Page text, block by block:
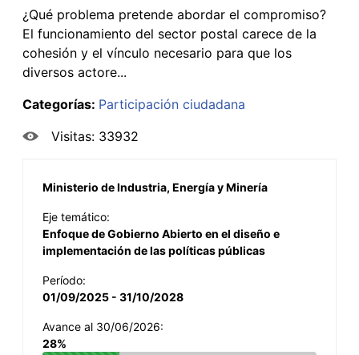
¿Qué problema pretende abordar el compromiso?
El funcionamiento del sector postal carece de la
cohesión y el vínculo necesario para que los
diversos actore...
Categorías: Participación ciudadana
Visitas: 33932
Ministerio de Industria, Energía y Minería
Eje temático:
Enfoque de Gobierno Abierto en el diseño e
implementación de las políticas públicas
Período:
01/09/2025 - 31/10/2028
Avance al 30/06/2026:
28%